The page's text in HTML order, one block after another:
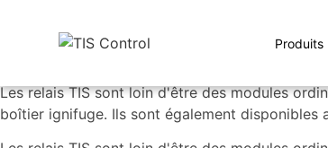
Produits
Les relais TIS sont loin d'être des modules
boîtier ignifuge. Ils sont également